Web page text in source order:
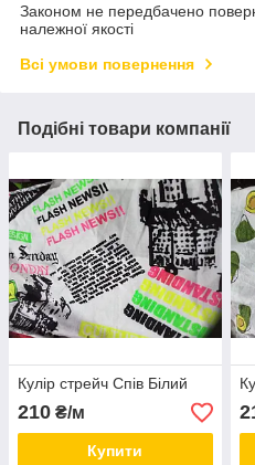
Законом не передбачено
належної якості
Всі умови повернення
Подібні товари компанії
Кулір стрейч Спів Білий
210 ₴/м
Купити